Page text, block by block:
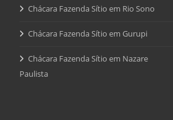
Chácara Fazenda Sítio em Rio Sono
Chácara Fazenda Sítio em Gurupi
Chácara Fazenda Sítio em Nazare
Paulista